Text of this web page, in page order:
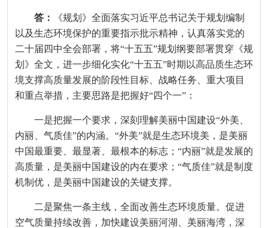
答：
《规划》全面落实习近平总书记关于规划编制
以及生态环境保护的重要指示批示精神，认真落实党的
二十届四中全会部署，将“十五五”规划纲要部署贯穿《规
划》全文，进一步细化实化“十五五”时期以高品质生态环
境支撑高质量发展的阶段性目标、战略任务、重大项目
和重点举措，主要思路是把握好“四个一”：
一是把握一个要求，深刻理解美丽中国建设“外美、
内丽、气质佳”的内涵。“外美”就是生态环境美，是美丽
中国最重要、最显著、最根本的标志；“内丽”就是发展的
高质量，是美丽中国建设的内在要求；“气质佳”就是制度
机制优，是美丽中国建设的关键支撑。
二是聚焦一条主线，全面改善生态环境质量。促进
空气质量持续改善，加快建设美丽河湖、美丽海湾，深